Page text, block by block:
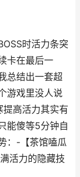
时活力条突
卡在最后一
总结出一套超
游戏里没人说
高活力其实有
能傻等5分钟自
：-【茶馆嗑瓜
活力的隐藏技